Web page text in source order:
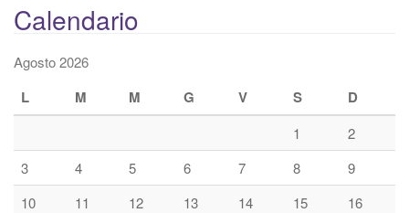
Calendario
Agosto 2026
L M M G V S D
1
2
3
4 5 6 7 8
9
10
11 12 13 14 15
16